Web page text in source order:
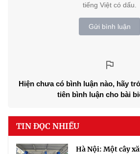
tiếng Việt có dấu.
Gửi bình luận
Hiện chưa có bình luận nào, hãy
tiên bình luận cho bài
TIN ĐỌC NHIỀU
Hà Nội: Một cây